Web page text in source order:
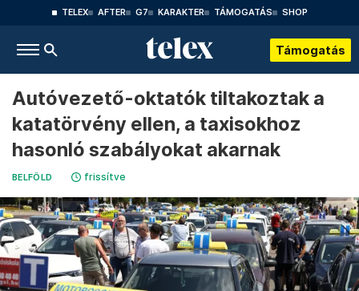
TELEX AFTER G7 KARAKTER TÁMOGATÁS SHOP
Támogatás
Autóvezető-oktatók tiltakoztak a
katatörvény ellen, a taxisokhoz
hasonló szabályokat akarnak
BELFÖLD frissítve